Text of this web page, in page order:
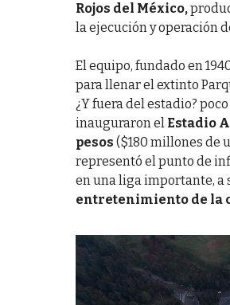
Rojos del México,
la ejecución y operación
El equipo, fundado en
para llenar el extinto
¿Y fuera del estadio?
inauguraron el Estadio
pesos ($180 millones de
representó el punto de
en una liga importante, a
entretenimiento de la